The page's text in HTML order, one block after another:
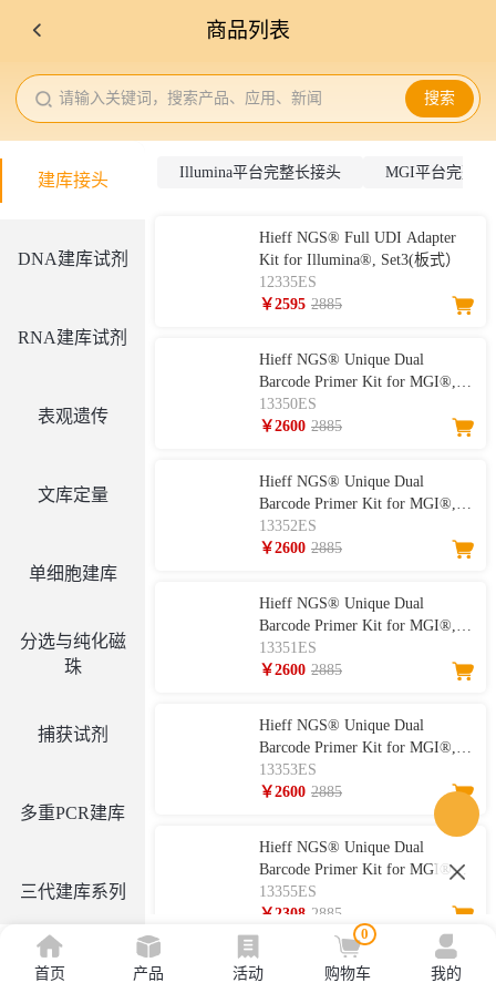
商品列表
请输入关键词，搜索产品、应用、新闻 搜索
建库接头
DNA建库试剂
RNA建库试剂
表观遗传
文库定量
单细胞建库
分选与纯化磁
珠
捕获试剂
多重PCR建库
三代建库系列
Illumina平台完整长接头 MGI平台完整长
Hieff NGS® Full UDI Adapter
Kit for Illumina®, Set3(板式）
12335ES
￥2595 2885
Hieff NGS® Unique Dual
Barcode Primer Kit for MGI®,
Set1（系列一：384种MGI平台
接头，双端唯一短接头，Set1）
13350ES
￥2600 2885
Hieff NGS® Unique Dual
Barcode Primer Kit for MGI®,
Set3（系列一：384种MGI平台
接头，双端唯一短接头，Set3）
13352ES
￥2600 2885
Hieff NGS® Unique Dual
Barcode Primer Kit for MGI®,
Set2（系列一：384种MGI平台
接头，双端唯一短接头，Set2）
13351ES
￥2600 2885
Hieff NGS® Unique Dual
Barcode Primer Kit for MGI®,
Set4（系列一：384种MGI平台
接头，双端唯一短接头，Set4）
13353ES
￥2600 2885
Hieff NGS® Unique Dual
Barcode Primer Kit for MGI®
Set5/Set6/Set7/Set8（板式）
13355ES
￥2308 2885
Hieff NGS® Unique Dual
首页 产品 活动
0
购物车 我的